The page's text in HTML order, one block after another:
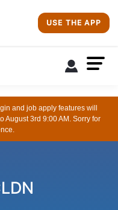
USE THE APP
and job apply features will
August 3rd 9:00 AM. Sorry for